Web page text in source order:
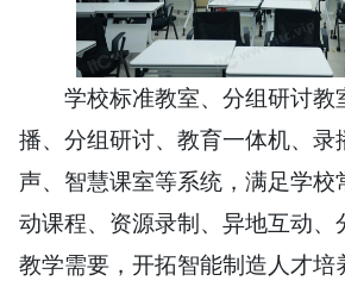
学校标准教室、分组研讨教
播、分组研讨、教育一体机、录
声、智慧课室等系统，满足学校
动课程、资源录制、异地互动、
教学需要，开拓智能制造人才培